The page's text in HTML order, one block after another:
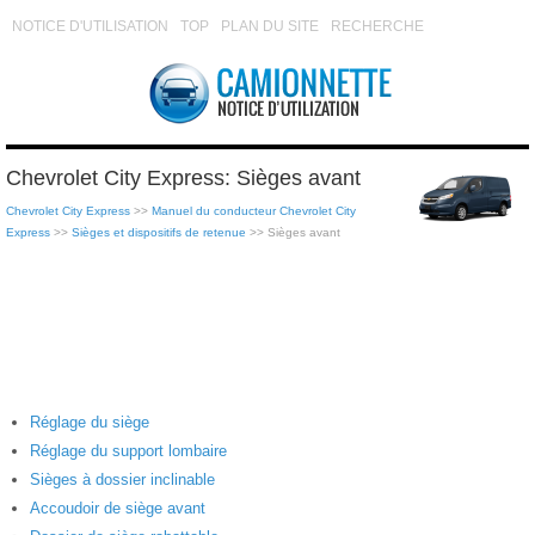
NOTICE D'UTILISATION TOP PLAN DU SITE RECHERCHE
Chevrolet City Express: Sièges avant
Chevrolet City Express >> Manuel du conducteur Chevrolet City
Express >> Sièges et dispositifs de retenue >> Sièges avant
Réglage du siège
Réglage du support lombaire
Sièges à dossier inclinable
Accoudoir de siège avant